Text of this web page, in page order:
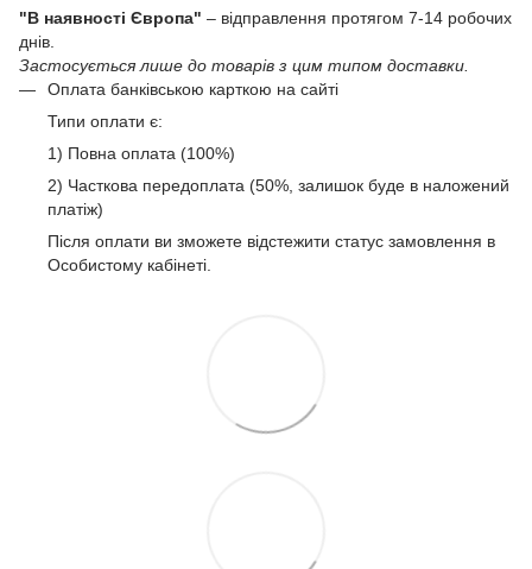
"В наявності Європа" – відправлення протягом 7-14 робочих
днів.
Застосується лише до товарів з цим типом доставки.
Оплата банківською карткою на сайті
Типи оплати є:
1) Повна оплата (100%)
2) Часткова передоплата (50%, залишок буде в наложений
платіж)
Після оплати ви зможете відстежити статус замовлення в
Особистому кабінеті.